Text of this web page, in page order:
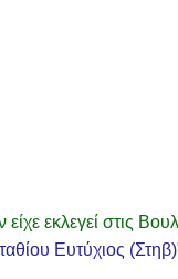
εκλεγεί στις
Ευτύχιος